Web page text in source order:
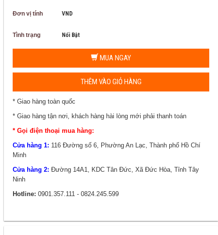
Đơn vị tính VND
Tình trạng Nổi Bật
MUA NGAY
THÊM VÀO GIỎ HÀNG
* Giao hàng toàn quốc
* Giao hàng tận nơi, khách hàng hài lòng mới phải thanh toán
* Gọi điện thoại mua hàng:
Cửa hàng 1: 116 Đường số 6, Phường An Lạc, Thành phố Hồ Chí
Minh
Cửa hàng 2: Đường 14A1, KDC Tân Đức, Xã Đức Hòa, Tỉnh Tây
Ninh
Hotline: 0901.357.111 - 0824.245.599